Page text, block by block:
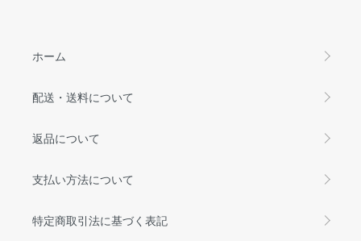
ホーム
配送・送料について
返品について
支払い方法について
特定商取引法に基づく表記